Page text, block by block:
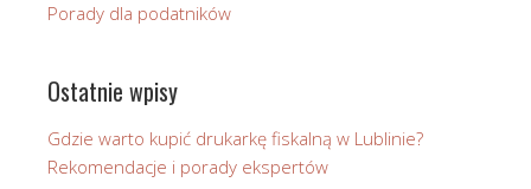
Porady dla podatników
Ostatnie wpisy
Gdzie warto kupić drukarkę fiskalną w Lublinie?
Rekomendacje i porady ekspertów